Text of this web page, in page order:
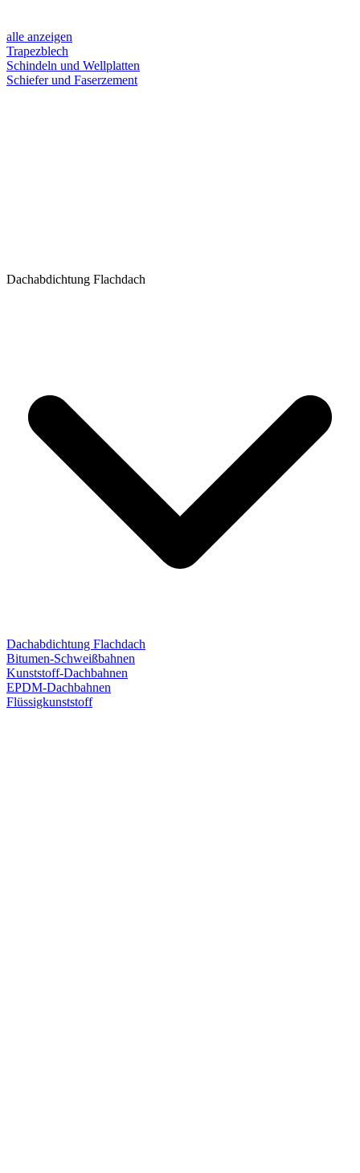
alle anzeigen
Trapezblech
Schindeln und Wellplatten
Schiefer und Faserzement
Dachabdichtung Flachdach
Dachabdichtung Flachdach
Bitumen-Schweißbahnen
Kunststoff-Dachbahnen
EPDM-Dachbahnen
Flüssigkunststoff